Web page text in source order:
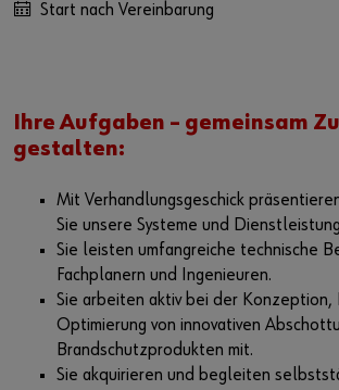
Start nach Vereinbarung
Ihre Aufgaben – gemeinsam
gestalten:
Mit Verhandlungsgeschick
Sie unsere Systeme und
Sie leisten umfangreiche technische
Fachplanern und Ingenieuren.
Sie arbeiten aktiv bei der Konzeption,
Optimierung von innovativen
Brandschutzprodukten mit.
Sie akquirieren und begleiten